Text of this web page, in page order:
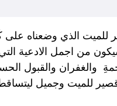
الذي وضعناه على
اجمل الادعية التي
والغفران والقبول
للميت وجميل